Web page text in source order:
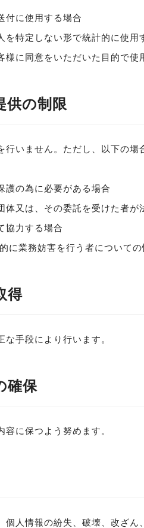
付に使用する場合
を特定しない形で統計的に使用
様に同意をいただいた目的で使
供の制限
いません。ただし、以下の場
護の為に必要がある場合
体又は、その委託を受けた者が
協力する場合
に業務妨害を行う者について
得
手段により行います。
確保
に保つよう努めます。
個人情報の紛失、破壊、改ざ